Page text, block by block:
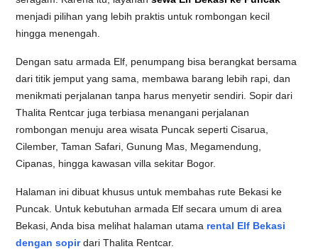
menjadi pilihan yang lebih praktis untuk rombongan kecil
hingga menengah.
Dengan satu armada Elf, penumpang bisa berangkat bersama
dari titik jemput yang sama, membawa barang lebih rapi, dan
menikmati perjalanan tanpa harus menyetir sendiri. Sopir dari
Thalita Rentcar juga terbiasa menangani perjalanan
rombongan menuju area wisata Puncak seperti Cisarua,
Cilember, Taman Safari, Gunung Mas, Megamendung,
Cipanas, hingga kawasan villa sekitar Bogor.
Halaman ini dibuat khusus untuk membahas rute Bekasi ke
Puncak. Untuk kebutuhan armada Elf secara umum di area
Bekasi, Anda bisa melihat halaman utama rental Elf Bekasi
dengan sopirdari Thalita Rentcar.